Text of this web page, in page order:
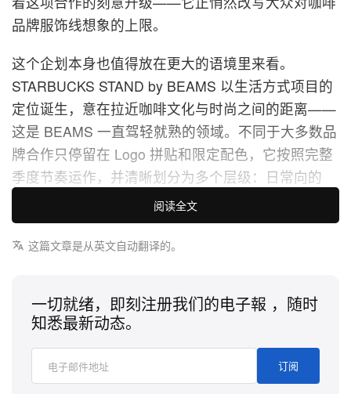
品牌服饰线想象的上限。
这个企划本身也值得放在更大的语境里来看。
STARBUCKS STAND by BEAMS 以生活方式项目的
定位诞生，意在拉近咖啡文化与时尚之间的距离——
这是 BEAMS 一直驾轻就熟的领域。不同于大多数品
牌合作只停留在 Logo 拼贴和限定配色，它按照完整
季度节奏运作，并清晰划分为多个层级：日常向的
Core Collection、聚焦目的地主题的 Seasonal
Collection，以及特别版 Extra Collection。本次
Kenya 章节是 Seasonal 线的第二次亮相，承接已为
在这一季春夏版本中，BEAMS 设计团队有意跳脱上
一季的色盘，从零开始重构单品阵容。同一产地，全
新视角。Kenya 的火烈鸟、长颈鹿、尼罗鳄以及咖啡
树都化作视觉语言贯穿系列，但呈现方式却刻意收
阅读全文
这篇文章是从英文自动翻译的。
一切就绪，即刻注册我们的电子報 ，随时
知悉最新动态。
订阅